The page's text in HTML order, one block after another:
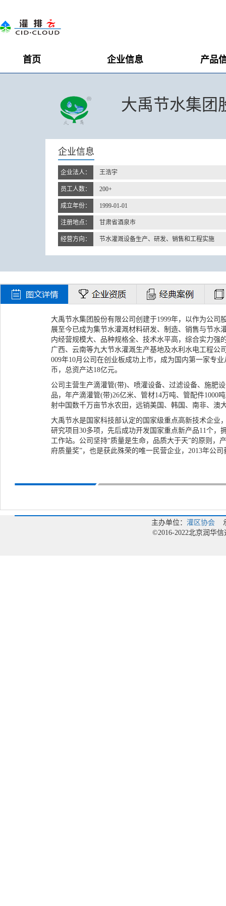
首页 企业信息 产品
大禹节水集团
企业信息
企业法人： 王浩宇
员工人数： 200+
成立年份： 1999-01-01
注册地点： 甘肃省酒泉市
经营方向： 节水灌溉设备生产、研发、销售和工程实施
大禹节水集团股份有限公司创建于1999年，以作为公
展至今已成为集节水灌溉材料研发、制造、销售与节水
内经营规模大、品种规格全、技术水平高，综合实力强
广西、云南等九大节水灌溉生产基地及水利水电工程公
009年10月公司在创业板成功上市，成为国内第一家专
币，总资产达18亿元。
公司主营生产滴灌管(带)、喷灌设备、过滤设备、施肥
品，年产滴灌管(带)26亿米、管材14万吨、管配件1000
射中国数千万亩节水农田，远销美国、韩国、南非、澳
大禹节水是国家科技部认定的国家级重点高新技术企业
研究项目30多项，先后成功开发国家重点新产品11个，
工作站。公司坚持“质量是生命，品质大于天”的原则，
府质量奖”，也是获此殊荣的唯一民营企业，2013年公
主办单位： 灌区协会
©2016-2022北京润华